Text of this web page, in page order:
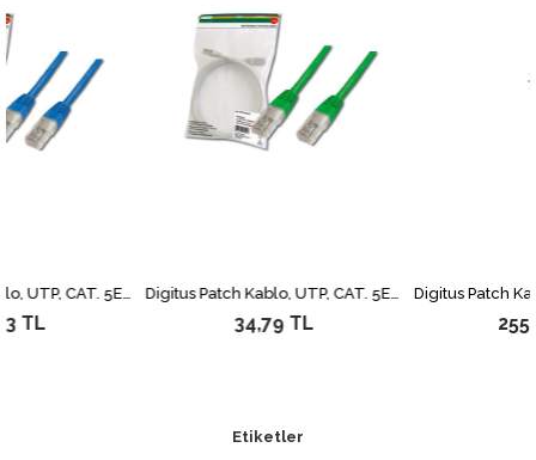
Digitus Patch Kablo, UTP, CAT. 5E, 2 metre, AWG 26/7, Mavi Renk, 3P sertifikalı Digitus Patch Kablo, UTP, CAT. 5E, 0.5 metre, AWG 26/7, Yeşil Renk, 3P sertifikalı
34,79 TL 255,65 TL
Etiketler